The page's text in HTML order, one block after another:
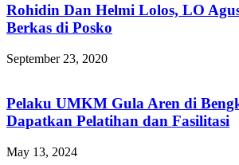
Rohidin Dan Helmi Lolos, LO
Berkas di Posko
September 23, 2020
Pelaku UMKM Gula Aren di
Dapatkan Pelatihan dan Fasilitasi
May 13, 2024